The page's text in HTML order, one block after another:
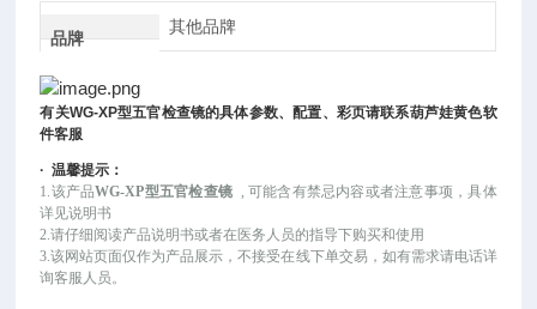
品牌
其他品牌
有关WG-XP型五官检查镜的具体参数、配置、彩页请联系葫芦娃黄色软
件客服
·温馨提示：
1.该产品WG-XP型五官检查镜 , 可能含有禁忌内容或者注意事项，具体
详见说明书
2.请仔细阅读产品说明书或者在医务人员的指导下购买和使用
3.该网站页面仅作为产品展示，不接受在线下单交易，如有需求请电话详
询客服人员。